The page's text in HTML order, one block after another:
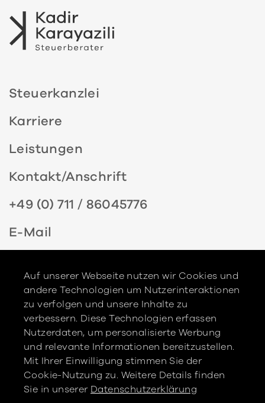
Steuerkanzlei
Karriere
Leistungen
Kontakt/Anschrift
+49 (0) 711 / 86045776
E-Mail
Impressum
Copyright © chapt.studio
Auf unserer Webseite nutzen wir Cookies und
andere Technologien um Nutzerinteraktionen
zu verfolgen und unsere Inhalte zu
verbessern. Diese Technologien erfassen
Nutzerdaten, um personalisierte Werbung
und relevante Informationen bereitzustellen.
Mit Ihrer Einwilligung stimmen Sie der
Cookie-Nutzung zu. Weitere Details finden
Sie in unserer Datenschutzerklärung